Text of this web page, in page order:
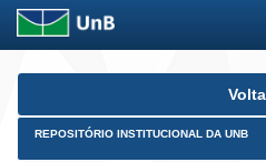
Skip
REPOSITÓRIO INSTITUCIONAL DA UNB